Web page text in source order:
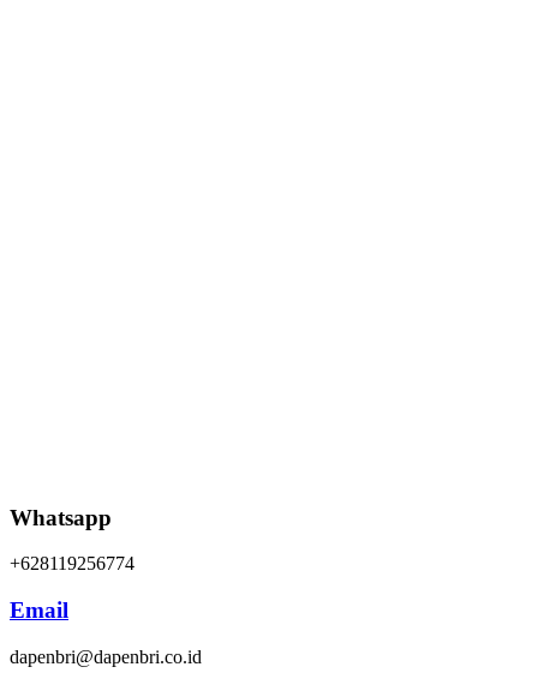
Whatsapp
+628119256774
Email
dapenbri@dapenbri.co.id